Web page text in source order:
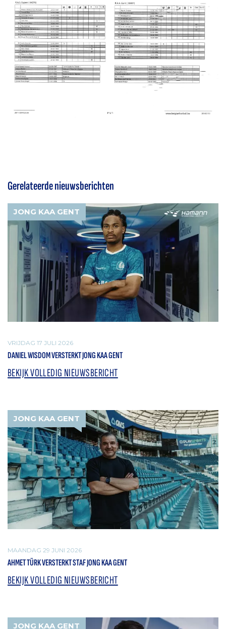
Gerelateerde nieuwsberichten
JONG KAA GENT
VRIJDAG 17 JULI 2026
DANIEL WISDOM VERSTERKT JONG KAA GENT
BEKIJK VOLLEDIG NIEUWSBERICHT
JONG KAA GENT
MAANDAG 29 JUNI 2026
AHMET TÜRK VERSTERKT STAF JONG KAA GENT
BEKIJK VOLLEDIG NIEUWSBERICHT
JONG KAA GENT